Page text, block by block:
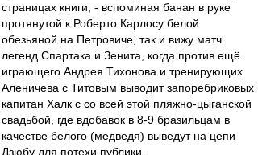
страницах книги, - вспоминая банан в руке
протянутой к Роберто Карлосу белой
обезьяной на Петровиче, так и вижу матч
легенд Спартака и Зенита, когда против ещё
играющего Андрея Тихонова и тренирующих
Аленичева с Титовым выводит запоребриковых
капитан Халк с со всей этой пляжно-цыганской
свадьбой, где вдобавок в 8-9 бразильцам в
качестве белого (медведя) выведут на цепи
Дзюбу для потехи публики.